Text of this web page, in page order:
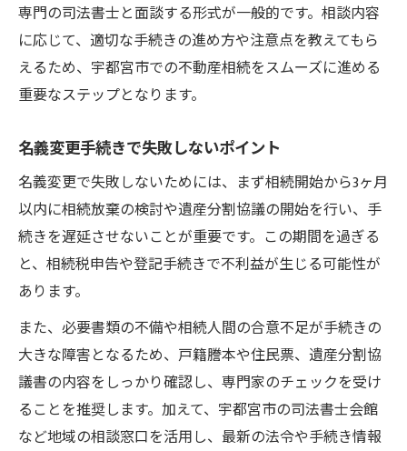
専門の司法書士と面談する形式が一般的です。相談内容
に応じて、適切な手続きの進め方や注意点を教えてもら
えるため、宇都宮市での不動産相続をスムーズに進める
重要なステップとなります。
名義変更手続きで失敗しないポイント
名義変更で失敗しないためには、まず相続開始から3ヶ月
以内に相続放棄の検討や遺産分割協議の開始を行い、手
続きを遅延させないことが重要です。この期間を過ぎる
と、相続税申告や登記手続きで不利益が生じる可能性が
あります。
また、必要書類の不備や相続人間の合意不足が手続きの
大きな障害となるため、戸籍謄本や住民票、遺産分割協
議書の内容をしっかり確認し、専門家のチェックを受け
ることを推奨します。加えて、宇都宮市の司法書士会館
など地域の相談窓口を活用し、最新の法令や手続き情報